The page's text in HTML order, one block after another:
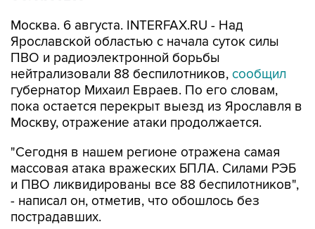
Москва. 6 августа. INTERFAX.RU - Над
Ярославской областью с начала суток силы
ПВО и радиоэлектронной борьбы
нейтрализовали 88 беспилотников, сообщил
губернатор Михаил Евраев. По его словам,
пока остается перекрыт выезд из Ярославля в
Москву, отражение атаки продолжается.
"Сегодня в нашем регионе отражена самая
массовая атака вражеских БПЛА. Силами РЭБ
и ПВО ликвидированы все 88 беспилотников",
- написал он, отметив, что обошлось без
пострадавших.